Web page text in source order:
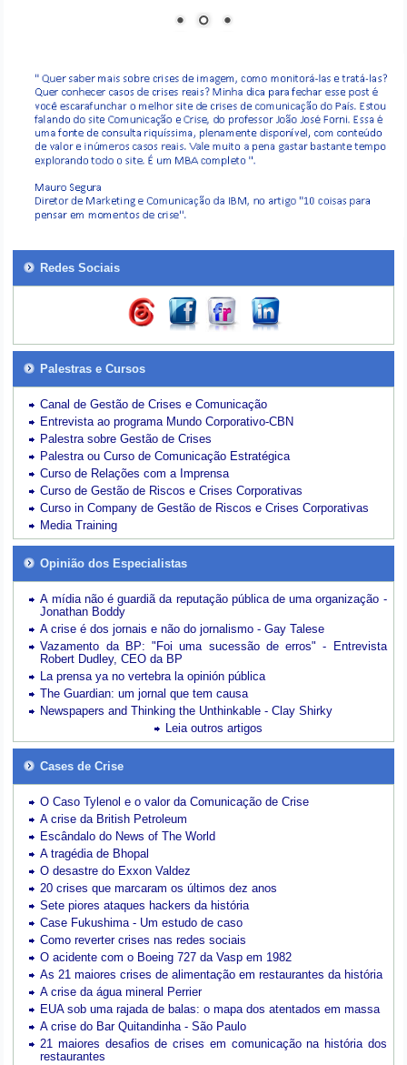
Redes Sociais
Palestras e Cursos
Canal de Gestão de Crises e Comunicação
Entrevista ao programa Mundo Corporativo-CBN
Palestra sobre Gestão de Crises
Palestra ou Curso de Comunicação Estratégica
Curso de Relações com a Imprensa
Curso de Gestão de Riscos e Crises Corporativas
Curso in Company de Gestão de Riscos e Crises Corporativas
Media Training
Opinião dos Especialistas
A mídia não é guardiã da reputação pública de uma organização -
Jonathan Boddy
A crise é dos jornais e não do jornalismo - Gay Talese
Vazamento da BP: "Foi uma sucessão de erros" - Entrevista
Robert Dudley, CEO da BP
La prensa ya no vertebra la opinión pública
The Guardian: um jornal que tem causa
Newspapers and Thinking the Unthinkable - Clay Shirky
Leia outros artigos
Cases de Crise
O Caso Tylenol e o valor da Comunicação de Crise
A crise da British Petroleum
Escândalo do News of The World
A tragédia de Bhopal
O desastre do Exxon Valdez
20 crises que marcaram os últimos dez anos
Sete piores ataques hackers da história
Case Fukushima - Um estudo de caso
Como reverter crises nas redes sociais
O acidente com o Boeing 727 da Vasp em 1982
As 21 maiores crises de alimentação em restaurantes da história
A crise da água mineral Perrier
EUA sob uma rajada de balas: o mapa dos atentados em massa
A crise do Bar Quitandinha - São Paulo
21 maiores desafios de crises em comunicação na história dos
restaurantes